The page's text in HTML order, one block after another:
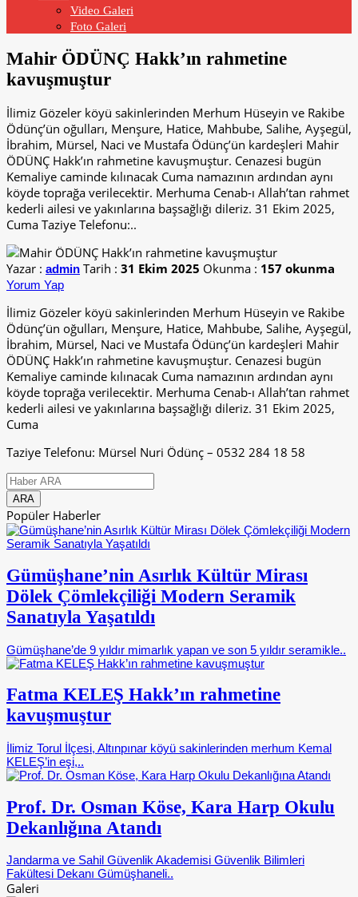
Video Galeri
Foto Galeri
Mahir ÖDÜNÇ Hakk’ın rahmetine
kavuşmuştur
İlimiz Gözeler köyü sakinlerinden Merhum Hüseyin ve Rakibe
Ödünç’ün oğulları, Menşure, Hatice, Mahbube, Salihe, Ayşegül,
İbrahim, Mürsel, Naci ve Mustafa Ödünç’ün kardeşleri Mahir
ÖDÜNÇ Hakk’ın rahmetine kavuşmuştur. Cenazesi bugün
Kemaliye caminde kılınacak Cuma namazının ardından aynı
köyde toprağa verilecektir. Merhuma Cenab-ı Allah’tan rahmet
kederli ailesi ve yakınlarına başsağlığı dileriz. 31 Ekim 2025,
Cuma Taziye Telefonu:..
Yazar : admin Tarih : 31 Ekim 2025 Okunma : 157 okunma
Yorum Yap
İlimiz Gözeler köyü sakinlerinden Merhum Hüseyin ve Rakibe
Ödünç’ün oğulları, Menşure, Hatice, Mahbube, Salihe, Ayşegül,
İbrahim, Mürsel, Naci ve Mustafa Ödünç’ün kardeşleri Mahir
ÖDÜNÇ Hakk’ın rahmetine kavuşmuştur. Cenazesi bugün
Kemaliye caminde kılınacak Cuma namazının ardından aynı
köyde toprağa verilecektir. Merhuma Cenab-ı Allah’tan rahmet
kederli ailesi ve yakınlarına başsağlığı dileriz. 31 Ekim 2025,
Cuma
Taziye Telefonu: Mürsel Nuri Ödünç – 0532 284 18 58
Popüler Haberler
Gümüşhane’nin Asırlık Kültür Mirası
Dölek Çömlekçiliği Modern Seramik
Sanatıyla Yaşatıldı
Gümüşhane’de 9 yıldır mimarlık yapan ve son 5 yıldır seramikle..
Fatma KELEŞ Hakk’ın rahmetine
kavuşmuştur
İlimiz Torul İlçesi, Altınpınar köyü sakinlerinden merhum Kemal
KELEŞ’in eşi,..
Prof. Dr. Osman Köse, Kara Harp Okulu
Dekanlığına Atandı
Jandarma ve Sahil Güvenlik Akademisi Güvenlik Bilimleri
Fakültesi Dekanı Gümüşhaneli..
Galeri